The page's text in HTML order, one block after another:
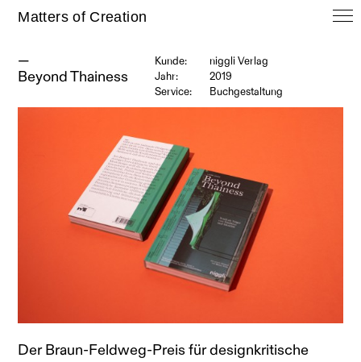
Matters of Creation
—
Beyond Thainess
Kunde:
Jahr:
Service:
niggli Verlag
2019
Buchgestaltung
Der Braun-Feldweg-Preis für designkritische